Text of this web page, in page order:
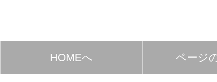
HOMEへ ページ